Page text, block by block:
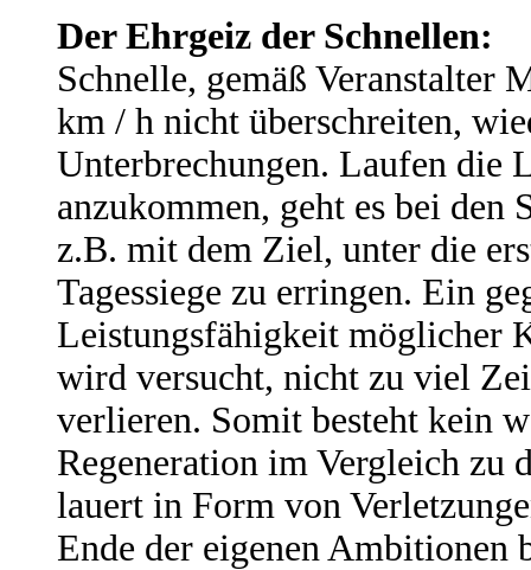
Der Ehrgeiz der Schnellen:
Schnelle, gemäß Veranstalter
km / h nicht überschreiten,
Unterbrechungen. Laufen die
anzukommen, geht es bei den
z.B. mit dem Ziel, unter die
Tagessiege zu erringen. Ein
Leistungsfähigkeit möglicher
wird versucht, nicht zu viel
verlieren. Somit besteht kein
Regeneration im Vergleich zu
lauert in Form von
Ende der eigenen Ambitionen